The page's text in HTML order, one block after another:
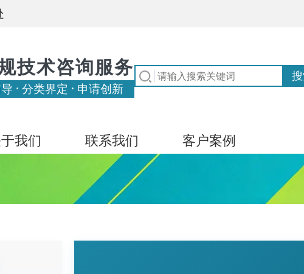
技术咨询服务
· 分类界定 · 申请创新
我们 联系我们 客户案例